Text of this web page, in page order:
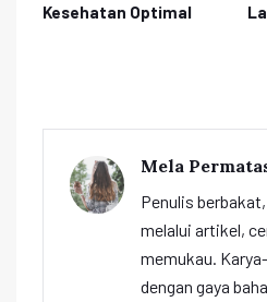
Kesehatan Optimal
Mela
Penulis
melalui artikel,
memukau.
dengan gaya